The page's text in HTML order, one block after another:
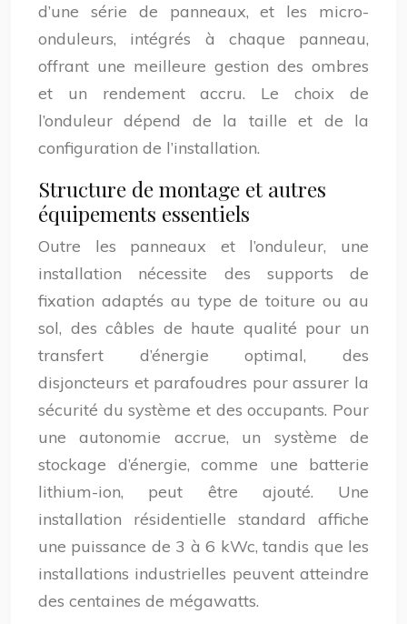
d’une série de panneaux, et les micro-
onduleurs, intégrés à chaque panneau,
offrant une meilleure gestion des ombres
et un rendement accru. Le choix de
l’onduleur dépend de la taille et de la
configuration de l’installation.
Structure de montage et autres
équipements essentiels
Outre les panneaux et l’onduleur, une
installation nécessite des supports de
fixation adaptés au type de toiture ou au
sol, des câbles de haute qualité pour un
transfert d’énergie optimal, des
disjoncteurs et parafoudres pour assurer la
sécurité du système et des occupants. Pour
une autonomie accrue, un système de
stockage d’énergie, comme une batterie
lithium-ion, peut être ajouté. Une
installation résidentielle standard affiche
une puissance de 3 à 6 kWc, tandis que les
installations industrielles peuvent atteindre
des centaines de mégawatts.